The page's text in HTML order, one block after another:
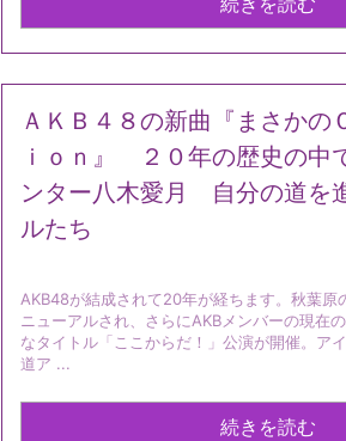
ＡＫＢ４８の新曲『まさかの
ｉｏｎ』 ２０年の歴史の中
ンター八木愛月 自分の道を
ルたち
AKB48が結成されて20年が経ちます。秋葉原
ニューアルされ、さらにAKBメンバーの現在
なタイトル「ここからだ！」公演が開催。ア
道ア ...
続きを読む